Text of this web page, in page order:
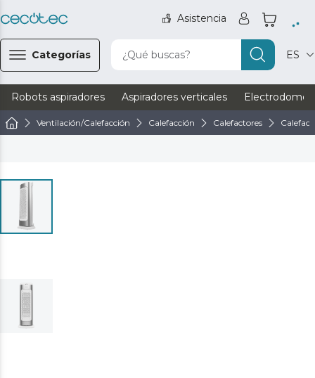
Asistencia
Categorías ¿Qué buscas? ES
Robots aspiradores Aspiradores verticales
Ventilación/Calefacción Calefacción Calefactores